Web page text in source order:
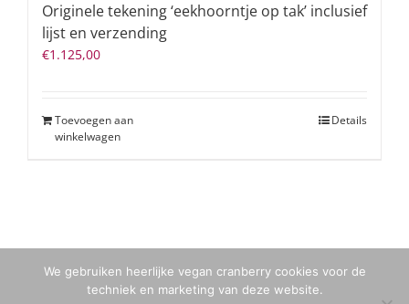
Originele tekening ‘eekhoorntje op tak’ inclusief
lijst en verzending
€1.125,00
Toevoegen aan
winkelwagen
Details
We gebruiken heerlijke vegan cranberry cookies voor de
techniek en marketing van deze website.